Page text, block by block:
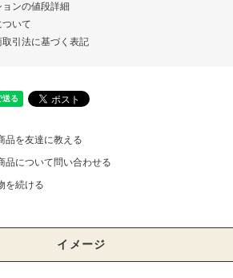
ョンの値段詳細
いて
取引法に基づく表記
品を友達に教える
品について問い合わせる
を続ける
イメージ